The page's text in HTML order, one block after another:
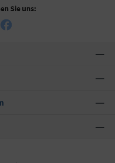
Sie uns: